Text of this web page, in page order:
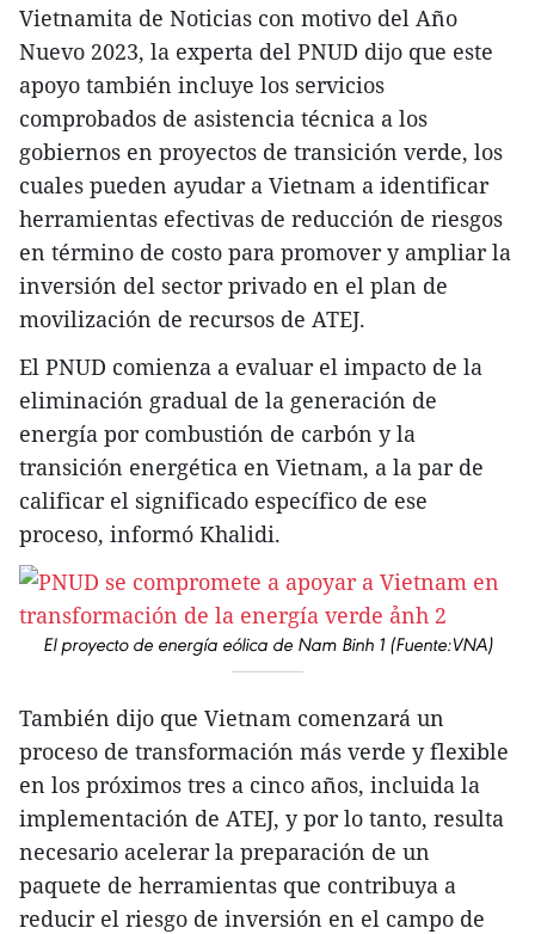
Vietnamita de Noticias con motivo del Año
Nuevo 2023, la experta del PNUD dijo que este
apoyo también incluye los servicios
comprobados de asistencia técnica a los
gobiernos en proyectos de transición verde, los
cuales pueden ayudar a Vietnam a identificar
herramientas efectivas de reducción de riesgos
en término de costo para promover y ampliar la
inversión del sector privado en el plan de
movilización de recursos de ATEJ.
El PNUD comienza a evaluar el impacto de la
eliminación gradual de la generación de
energía por combustión de carbón y la
transición energética en Vietnam, a la par de
calificar el significado específico de ese
proceso, informó Khalidi.
El proyecto de energía eólica de Nam Binh 1 (Fuente:VNA)
También dijo que Vietnam comenzará un
proceso de transformación más verde y flexible
en los próximos tres a cinco años, incluida la
implementación de ATEJ, y por lo tanto, resulta
necesario acelerar la preparación de un
paquete de herramientas que contribuya a
reducir el riesgo de inversión en el campo de